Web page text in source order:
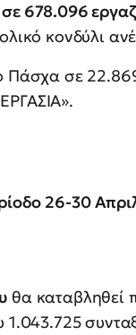
678.096
κονδύλι
Πάσχα σε
26-30
θα καταβληθεί
1.043.725